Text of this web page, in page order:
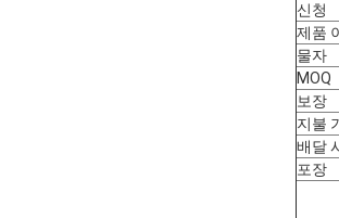
신청
제품
물자
MOQ
보장
지불
배달
포장